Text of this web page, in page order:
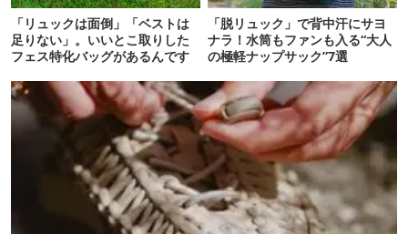
「リュックは面倒」「ベストは
足りない」。いいとこ取りした
フェス特化バッグがあるんです
「脱リュック」で背中汗にサヨ
ナラ！水筒もファンも入る“大人
の極軽ナップサック”7選